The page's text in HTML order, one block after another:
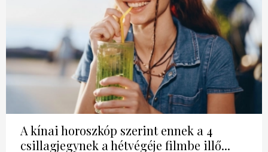
A kínai horoszkóp szerint ennek a 4
csillagjegynek a hétvégéje filmbe illő...